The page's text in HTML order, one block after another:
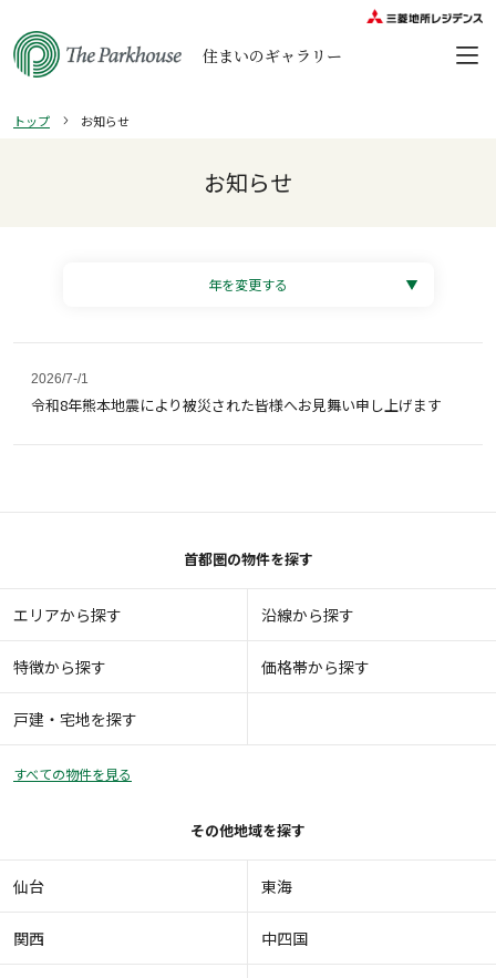
住まいのギャラリー
トップ お知らせ
お知らせ
2026/7-/1
令和8年熊本地震により被災された皆様へお見舞い申し上げます
首都圏の物件を探す
エリアから探す 沿線から探す
特徴から探す 価格帯から探す
戸建・宅地を探す
すべての物件を見る
その他地域を探す
仙台 東海
関西 中四国